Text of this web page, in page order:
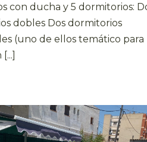
con ducha y 5 dormitorios:
dobles Dos dormitorios
(uno de ellos temático para